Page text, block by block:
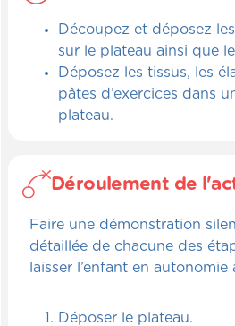
Découpez et déposez
sur le plateau ainsi que
Déposez les tissus, les
pâtes d’exercices dans
plateau.
Déroulement de
Faire une démonstration
détaillée de chacune des
laisser l’enfant en autonomie
Déposer le plateau.